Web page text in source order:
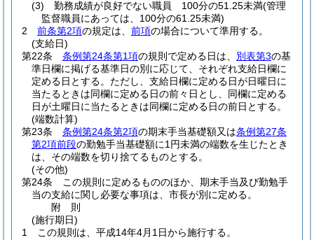
(3)
勤務成績が良好でない職員 100分の51.25未満(管理
監督職員にあっては、100分の61.25未満)
2
前条第2項の規定は、 前項の場合について準用する。
(支給日)
第22条
条例第24条第1項の規則で定める日は、 別表第3の基
準日欄に掲げる基準日の別に応じて、それぞれ支給日欄に
定める日とする。 ただし、支給日欄に定める日が日曜日に
当たるときは同欄に定める日の前々日とし、同欄に定める
日が土曜日に当たるときは同欄に定める日の前日とする。
(端数計算)
第23条
条例第24条第2項の期末手当基礎額又は条例第27条
第2項前段の勤勉手当基礎額に1円未満の端数を生じたとき
は、その端数を切り捨てるものとする。
(その他)
第24条
この規則に定めるもののほか、期末手当及び勤勉手
当の支給に関し必要な事項は、市長が別に定める。
附 則
(施行期日)
1
この規則は、平成14年4月1日から施行する。